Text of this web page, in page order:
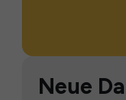
Neue